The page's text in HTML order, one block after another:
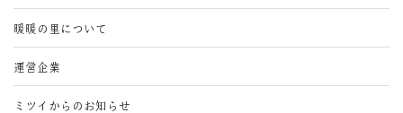
暖暖の里について
運営企業
ミツイからのお知らせ